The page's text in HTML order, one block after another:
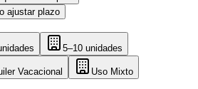
ajustar plazo
5–10 unidades
Vacacional Uso Mixto